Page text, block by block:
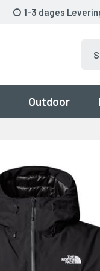
1-3 dages
Outdoor